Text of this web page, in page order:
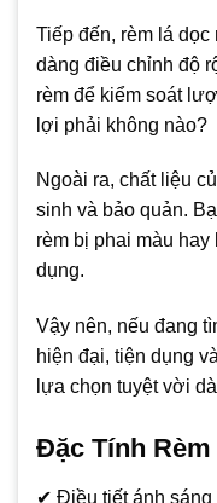
Tiếp đến, rèm lá
dàng điều chỉnh độ
rèm để kiểm soát
lợi phải không nào?
Ngoài ra, chất liệu
sinh và bảo quản.
rèm bị phai màu
dụng.
Vậy nên, nếu đang
hiện đại, tiện dụng
lựa chọn tuyệt vời
Đặc Tính
✔ Điều tiết ánh sáng